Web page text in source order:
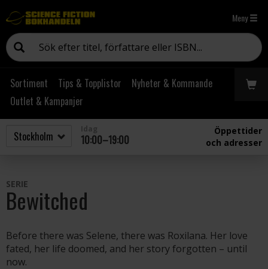
Meny
Sortiment Tips & Topplistor
Nyheter & Kommande
Outlet & Kampanjer
10:00–19:00
Öppettider
och adresser
SERIE
Bewitched
Before there was Selene, there was Roxilana. Her love
fated, her life doomed, and her story forgotten – until
now.